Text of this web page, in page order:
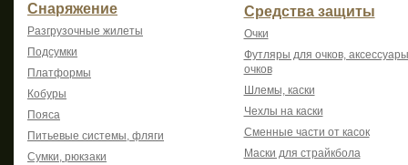
Снаряжение
Разгрузочные жилеты
Подсумки
Платформы
Кобуры
Пояса
Питьевые системы, фляги
Сумки, рюкзаки
Средства защиты
Очки
Футляры для очков,
очков
Шлемы, каски
Чехлы на каски
Сменные части от касок
Маски для страйкбола